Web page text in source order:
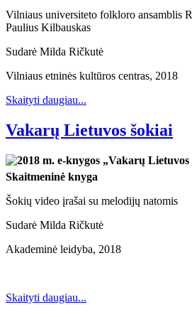
Vilniaus universiteto folkloro ansamblis
Paulius Kilbauskas
Sudarė Milda Ričkutė
Vilniaus etninės kultūros centras, 2018
Skaityti daugiau...
Vakarų Lietuvos šokiai
Skaitmeninė knyga
Šokių video įrašai su melodijų natomis
Sudarė Milda Ričkutė
Akademinė leidyba, 2018
Skaityti daugiau...